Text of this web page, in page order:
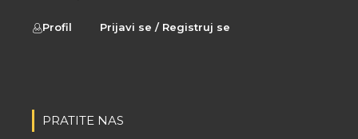
Profil Prijavi se / Registruj se
PRATITE NAS